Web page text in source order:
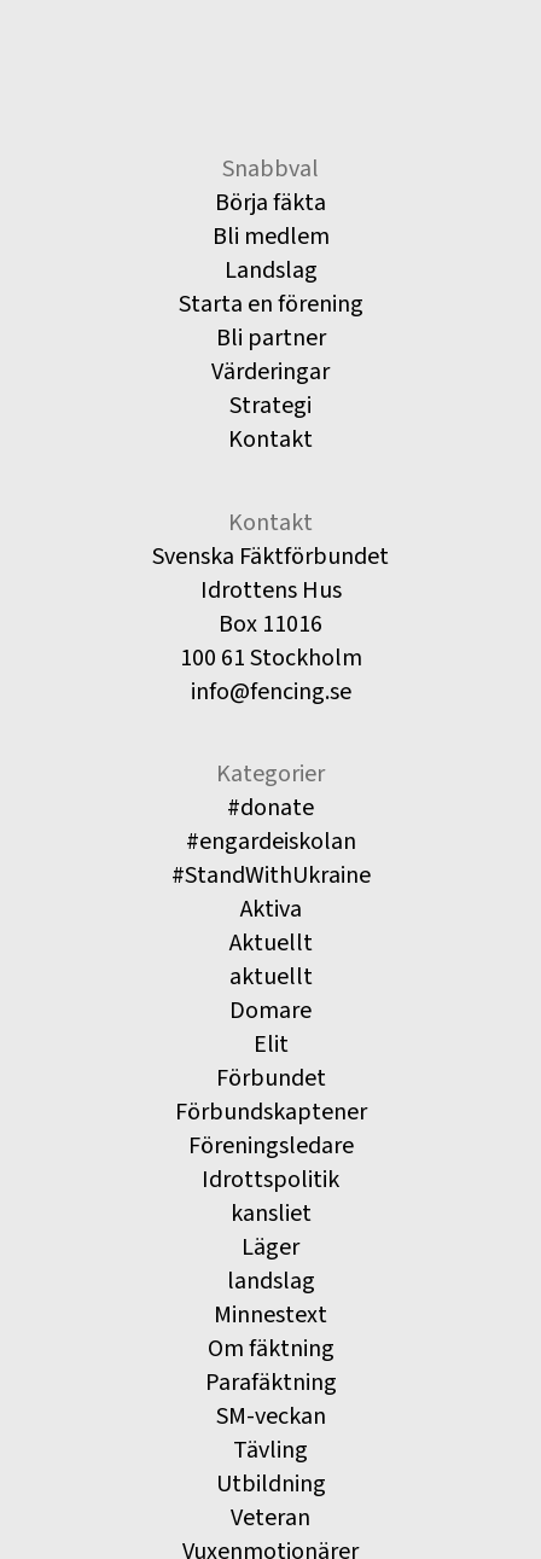
Snabbval
Börja fäkta
Bli medlem
Landslag
Starta en förening
Bli partner
Värderingar
Strategi
Kontakt
Kontakt
Svenska Fäktförbundet
Idrottens Hus
Box 11016
100 61 Stockholm
info@fencing.se
Kategorier
#donate
#engardeiskolan
#StandWithUkraine
Aktiva
Aktuellt
aktuellt
Domare
Elit
Förbundet
Förbundskaptener
Föreningsledare
Idrottspolitik
kansliet
Läger
landslag
Minnestext
Om fäktning
Parafäktning
SM-veckan
Tävling
Utbildning
Veteran
Vuxenmotionärer